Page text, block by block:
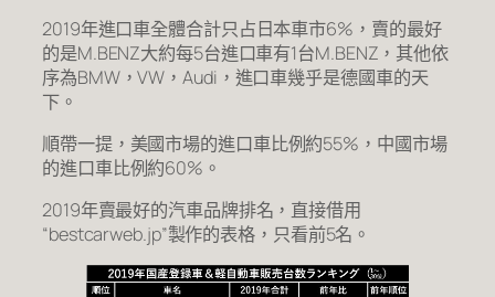
2019年進口車全體合計只占日本車市6%，賣的最好
的是M.BENZ大約每5台進口車有1台M.BENZ，其他依
序為BMW，VW，Audi，進口車幾乎是德國車的天
下。
順帶一提，美國市場的進口車比例約55%，中國市場
的進口車比例約60%。
2019年賣最好的汽車品牌排名，直接借用
“bestcarweb.jp”製作的表格，只看前5名。